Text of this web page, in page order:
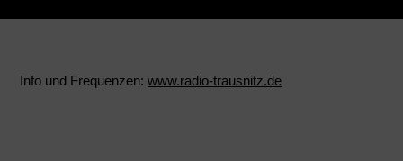
Info und Frequenzen:www.radio-trausnitz.de